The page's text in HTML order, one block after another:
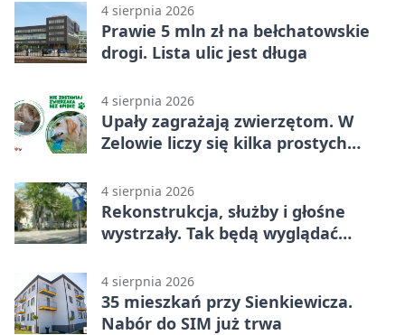
4 sierpnia 2026
Prawie 5 mln zł na bełchatowskie
drogi. Lista ulic jest długa
4 sierpnia 2026
Upały zagrażają zwierzętom. W
Zelowie liczy się kilka prostych
4 sierpnia 2026
Rekonstrukcja, służby i głośne
wystrzały. Tak będą wyglądać
4 sierpnia 2026
35 mieszkań przy Sienkiewicza.
Nabór do SIM już trwa